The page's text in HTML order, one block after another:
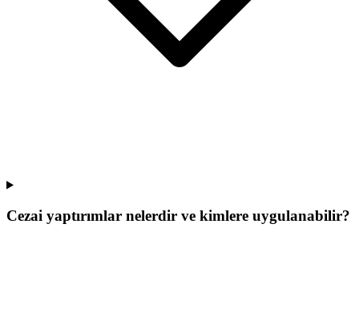
Cezai yaptırımlar nelerdir ve kimlere uygulanabilir?